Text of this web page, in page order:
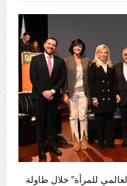
للمرأة” خلال طاولة